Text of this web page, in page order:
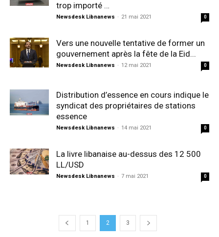
trop importé …
Newsdesk Libnanews - 21 mai 2021 0
Vers une nouvelle tentative de former un
gouvernement après la fête de la Eid...
Newsdesk Libnanews - 12 mai 2021 0
Distribution d’essence en cours indique le
syndicat des propriétaires de stations
essence
Newsdesk Libnanews - 14 mai 2021 0
La livre libanaise au-dessus des 12 500
LL/USD
Newsdesk Libnanews - 7 mai 2021 0
1 2 3